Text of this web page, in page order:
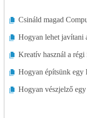
Csináld magad
Hogyan lehet javítani
Kreatív használ a
Hogyan építsünk egy
Hogyan vészjelző